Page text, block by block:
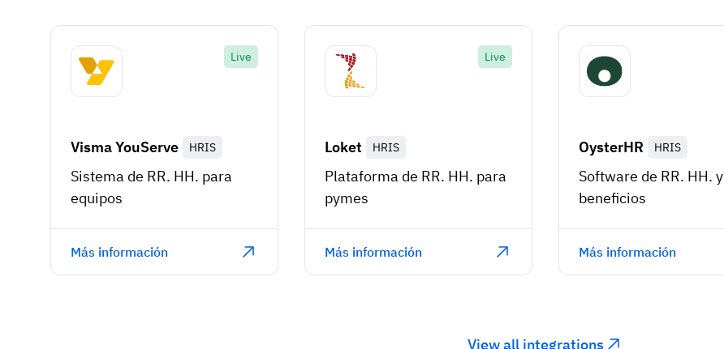
Live
Visma YouServe HRIS
Sistema de RR. HH. para
equipos
Más información
Live
Loket HRIS
Plataforma de RR. HH. para
pymes
Más información
OysterHR HRIS
Software de RR. HH. y
beneficios
Más información
View all integrations